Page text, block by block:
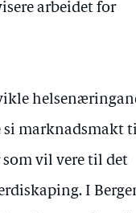
arbeidet for
si marknadsmakt
vil vere til det
I